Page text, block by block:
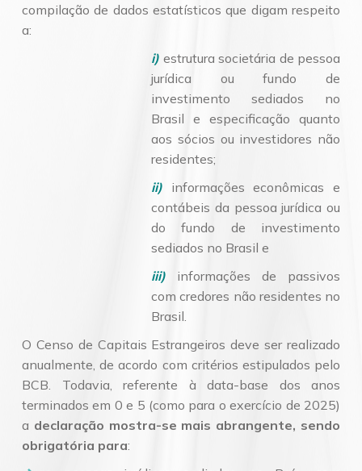
compilação de dados estatísticos que digam respeito
a:
i) estrutura societária de pessoa
jurídica ou fundo de
investimento sediados no
Brasil e especificação quanto
aos sócios ou investidores não
residentes;
ii) informações econômicas e
contábeis da pessoa jurídica ou
do fundo de investimento
sediados no Brasil e
iii) informações de passivos
com credores não residentes no
Brasil.
O Censo de Capitais Estrangeiros deve ser realizado
anualmente, de acordo com critérios estipulados pelo
BCB. Todavia, referente à data-base dos anos
terminados em 0 e 5 (como para o exercício de 2025)
a declaração mostra-se mais abrangente, sendo
obrigatória para: